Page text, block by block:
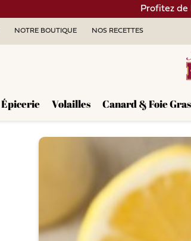
Profitez de
NOTRE BOUTIQUE NOS RECETTES
Épicerie Volailles Canard & Foie Gras